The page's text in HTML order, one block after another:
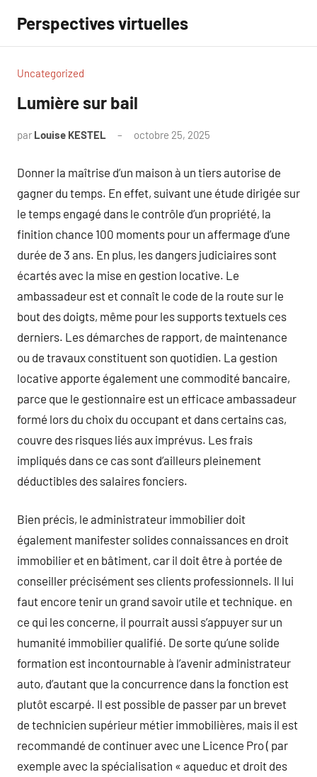
contenu
Perspectives virtuelles
Uncategorized
Lumière sur bail
par Louise KESTEL octobre 25, 2025
Donner la maîtrise d’un maison à un tiers autorise de
gagner du temps. En effet, suivant une étude dirigée sur
le temps engagé dans le contrôle d’un propriété, la
finition chance 100 moments pour un affermage d’une
durée de 3 ans. En plus, les dangers judiciaires sont
écartés avec la mise en gestion locative. Le
ambassadeur est et connaît le code de la route sur le
bout des doigts, même pour les supports textuels ces
derniers. Les démarches de rapport, de maintenance
ou de travaux constituent son quotidien. La gestion
locative apporte également une commodité bancaire,
parce que le gestionnaire est un efficace ambassadeur
formé lors du choix du occupant et dans certains cas,
couvre des risques liés aux imprévus. Les frais
impliqués dans ce cas sont d’ailleurs pleinement
déductibles des salaires fonciers.
Bien précis, le administrateur immobilier doit
également manifester solides connaissances en droit
immobilier et en bâtiment, car il doit être à portée de
conseiller précisément ses clients professionnels. Il lui
faut encore tenir un grand savoir utile et technique. en
ce qui les concerne, il pourrait aussi s’appuyer sur un
humanité immobilier qualifié. De sorte qu’une solide
formation est incontournable à l’avenir administrateur
auto, d’autant que la concurrence dans la fonction est
plutôt escarpé. Il est possible de passer par un brevet
de technicien supérieur métier immobilières, mais il est
recommandé de continuer avec une Licence Pro ( par
exemple avec la spécialisation « aqueduc et droit des